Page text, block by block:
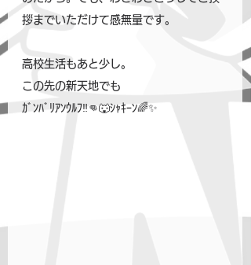
拶までいただけて感無量です。
高校生活もあと少し。
この先の新天地でも
ｶﾞﾝﾊﾞﾘｱﾝｳﾙﾌ‼️👊🐺ｼｬｷｰﾝ🌈✨